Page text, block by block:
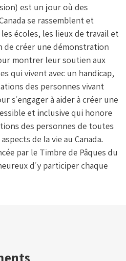
est un jour où des
se rassemblent et
écoles, les lieux de travail et
de créer une démonstration
montrer leur soutien aux
qui vivent avec un handicap,
des personnes vivant
s'engager à aider à créer une
et inclusive qui honore
des personnes de toutes
de la vie au Canada.
par le Timbre de Pâques du
d'y participer chaque